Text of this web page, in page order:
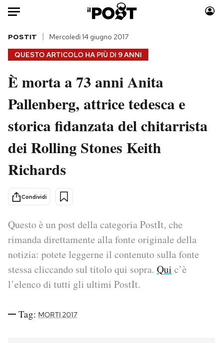
Auto
HOME
Italia
Politica
Tecnologia
Scienza
Cultura
Sport
Moda
Consumismi
Storie/Idee
Media
PODCAST
NEWSLETTER
QUESTO ARTICOLO HA PIÙ DI 9 ANNI
POSTIT Mercoledì 14 giugno 2017
È morta a 73 anni Anita
Pallenberg, attrice tedesca e
storica fidanzata del chitarrista
dei Rolling Stones Keith
Richards
Condividi
Questo è un post della categoria PostIt, che
rimanda direttamente alla fonte originale della
notizia: potete leggerne il contenuto sulla fonte
stessa cliccando sul titolo qui sopra. Qui c’è
l’elenco di tutti gli ultimi PostIt.
Tag: MORTI 2017